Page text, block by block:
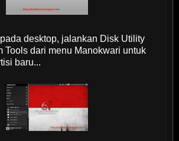
desktop, jalankan Disk Utility
Tools dari menu Manokwari untuk
baru...